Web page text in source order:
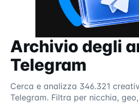
Archivio degli
Telegram
Cerca e analizza 346.321
Telegram. Filtra per nicchia,